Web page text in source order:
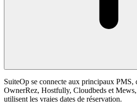
SuiteOp se connecte aux principaux PMS,
OwnerRez, Hostfully, Cloudbeds et
utilisent les vraies dates de réservation.